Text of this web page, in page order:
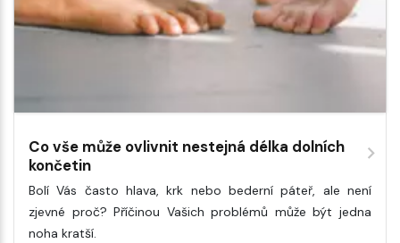
Co vše může ovlivnit nestejná délka dolních
končetin
Bolí Vás často hlava, krk nebo bederní páteř, ale není
zjevné proč? Příčinou Vašich problémů může být jedna
noha kratší.